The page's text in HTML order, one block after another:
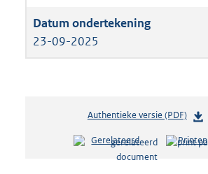
23-09-2025
Authentieke versie (PDF)b
s
Gerelateerd Printen